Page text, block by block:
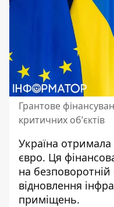
Грантове
критичних обʼєктів
Україна отримала
євро. Ця
на безповоротній
відновлення
приміщень.